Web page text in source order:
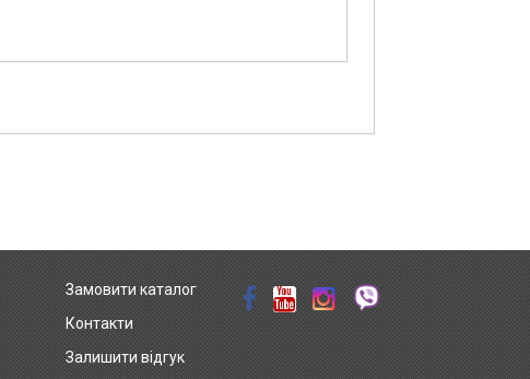
Замовити каталог
Контакти
Залишити відгук